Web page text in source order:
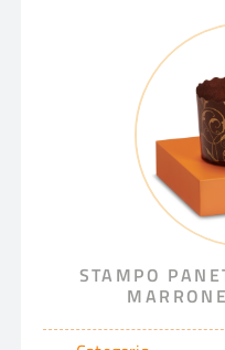
STAMPO